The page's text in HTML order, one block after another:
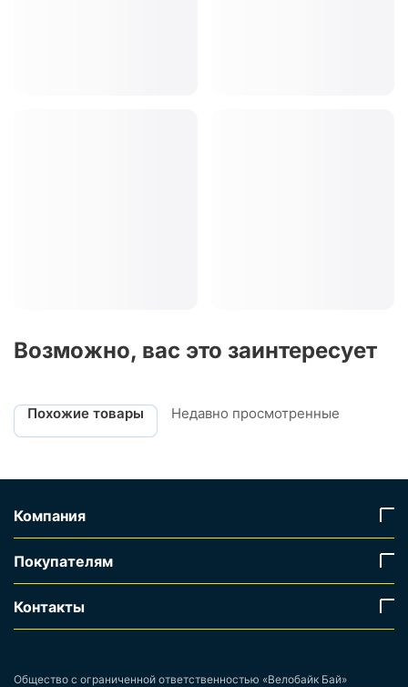
Возможно, вас это заинтересует
Похожие товары Недавно просмотренные
Компания
Покупателям
Контакты
Общество с ограниченной ответственностью «Велобайк Бай»